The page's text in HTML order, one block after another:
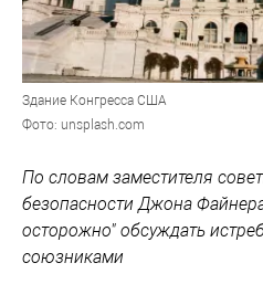
Здание Конгресса США
Фото: unsplash.com
По словам заместителя
безопасности Джона
осторожно" обсуждать
союзниками